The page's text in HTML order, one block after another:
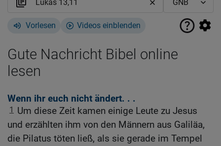
Vorlesen Videos einblenden
Gute Nachricht Bibel online
lesen
Wenn ihr euch nicht ändert. . .
1
Um diese Zeit kamen einige Leute zu Jesus
und erzählten ihm von den Männern aus Galiläa,
die Pilatus töten ließ, als sie gerade im Tempel